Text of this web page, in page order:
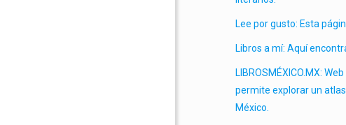
Lee por gusto: Esta
Libros a mí: Aquí
LIBROSMÉXICO.MX:
permite explorar un
México.